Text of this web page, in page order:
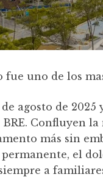
fue uno de los
agosto de
Confluyen
más sin
el
a